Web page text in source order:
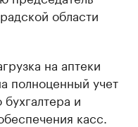
области
на аптеки
полноценный учет
и
касс.